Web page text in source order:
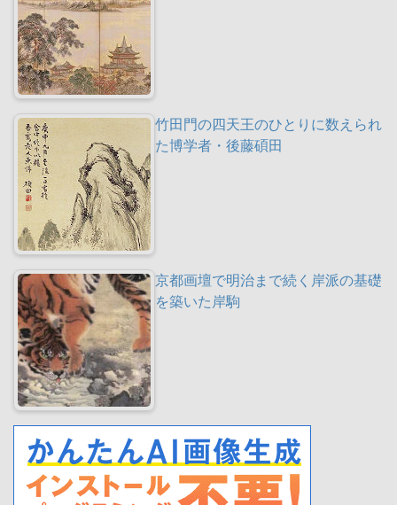
竹田門の四天王のひとりに数えられ
た博学者・後藤碩田
京都画壇で明治まで続く岸派の基礎
を築いた岸駒